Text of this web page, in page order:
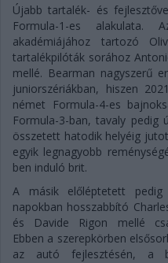
Újabb tartalék- és
Formula-1-es
akadémiájához tartozó
tartalékpilóták sorához
mellé. Bearman nagyszerű
juniorszériákban, hiszen
német Formula-4-es
Formula-3-ban, tavaly pedig
összetett hatodik helyéig
egyik legnagyobb
ben induló brit.
A másik előléptetett
napokban hosszabbító
és Davide Rigon mellé
Ebben a szerepkörben
az autó fejlesztésén, a